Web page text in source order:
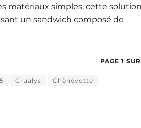
matériaux simples, cette solution
un sandwich composé de
PAGE 1
Crualys
Chènevotte